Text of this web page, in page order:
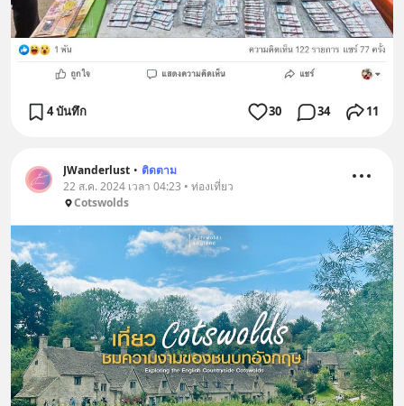
4 บันทึก 30 34 11
JWanderlust • ติดตาม
22 ส.ค. 2024 เวลา 04:23 • ท่องเที่ยว
Cotswolds